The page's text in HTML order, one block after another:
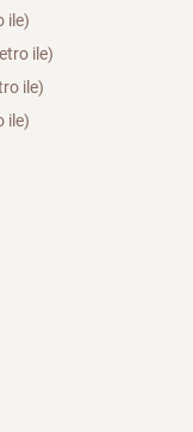
ile)
ile)
ile)
ile)